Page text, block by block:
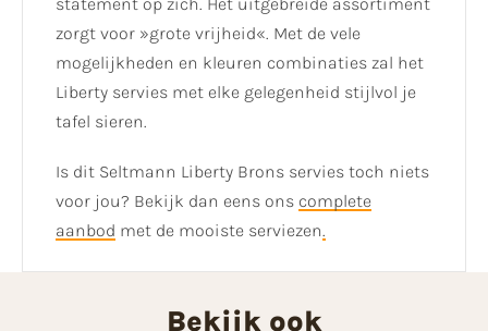
zorgt voor »grote vrijheid«. Met de vele
mogelijkheden en kleuren combinaties zal het
Liberty servies met elke gelegenheid stijlvol je
tafel sieren.
Is dit Seltmann Liberty Brons servies toch niets
voor jou? Bekijk dan eens ons complete
aanbod met de mooiste serviezen.
Bekijk ook